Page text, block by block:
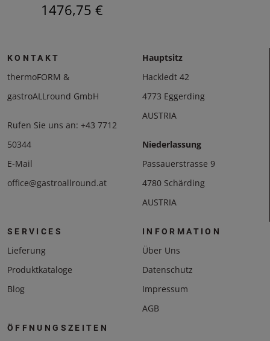
1476,75 €
KONTAKT
thermoFORM &
gastroALLround GmbH
Rufen Sie uns an: +43 7712
50344
E-Mail
office@gastroallround.at
Hauptsitz
Hackledt 42
4773 Eggerding
AUSTRIA
Niederlassung
Passauerstrasse 9
4780 Schärding
AUSTRIA
SERVICES
Lieferung
Produktkataloge
Blog
INFORMATION
Über Uns
Datenschutz
Impressum
AGB
ÖFFNUNGSZEITEN